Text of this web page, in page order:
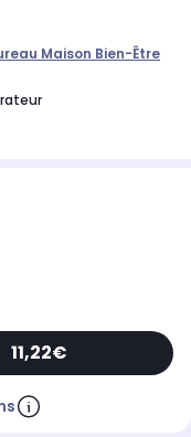
Maison Bien-Être
11,22€